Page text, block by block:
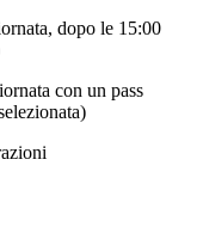
dopo le 15:00
con un pass